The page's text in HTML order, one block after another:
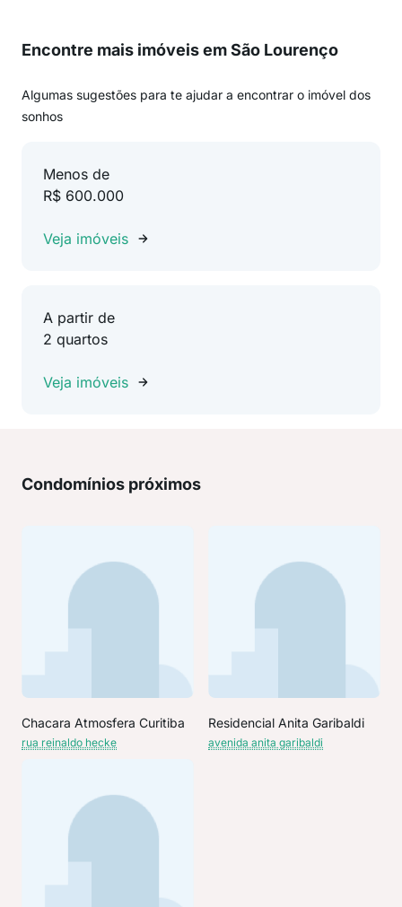
Encontre mais imóveis em São Lourenço
Algumas sugestões para te ajudar a encontrar o imóvel dos
sonhos
Menos de
R$ 600.000
Veja imóveis
A partir de
2 quartos
Veja imóveis
Condomínios próximos
Chacara Atmosfera Curitiba
rua reinaldo hecke
Residencial Anita Garibaldi
avenida anita garibaldi